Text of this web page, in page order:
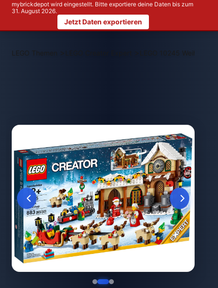
mybrickdepot wird eingestellt. Bitte exportiere deine Daten bis zum
31. August 2026.
Jetzt Daten exportieren
LEGO Themen > LEGO 10245